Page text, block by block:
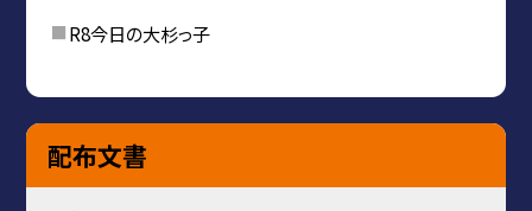
R8今日の大杉っ子
配布文書